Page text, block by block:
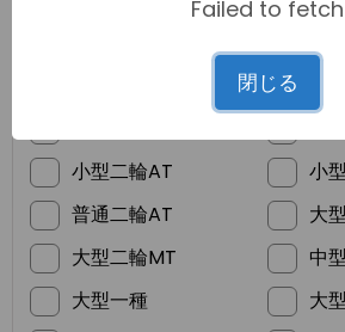
小型二輪AT
小
普通二輪AT
大
大型二輪MT
中
大型一種
大
Failed to fetch
閉じる